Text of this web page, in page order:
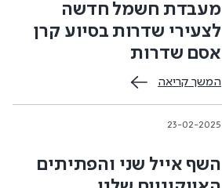
מעבדת חשמל חדשה
לצעירי שדרות בסיוע קרן
אסם שדרות
המשך קריאה
23-02-2025
השף אייל שני והפתיתים